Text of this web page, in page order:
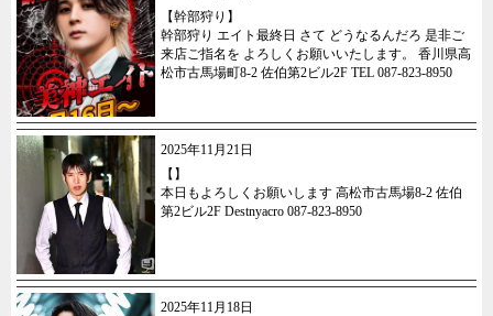
【幹部狩り】
幹部狩り エイト最終日 さて どうなるんだろ 是非ご
来店ご指名を よろしくお願いいたします。 香川県高
松市古馬場町8-2 佐伯第2ビル2F TEL 087-823-8950
2025年11月21日
【】
本日もよろしくお願いします 高松市古馬場8-2 佐伯
第2ビル2F Destnyacro 087-823-8950
2025年11月18日